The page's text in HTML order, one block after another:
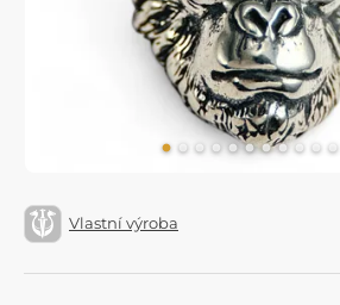
Vlastní výroba